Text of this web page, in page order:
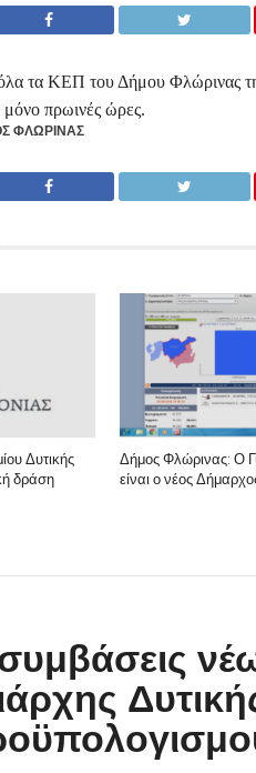
τα ΚΕΠ του Δήμου Φλώρινας
πρωινές ώρες.
ΦΛΏΡΙΝΑΣ
Δυτικής
δράση
Δήμος Φλώρινας: Ο
είναι ο νέος